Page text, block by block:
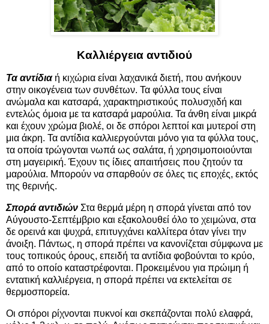
Καλλιέργεια αντιδιού
Τα αντίδιαή κιχώρια είναι λαχανικά διετή, που ανήκουν
στην οικογένεια των συνθέτων. Τα φύλλα τους είναι
ανώμαλα και κατσαρά, χαρακτηριστικούς πολυσχιδή και
εντελώς όμοια με τα κατσαρά μαρούλια. Τα άνθη είναι μικρά
και έχουν χρώμα βιολέ, οι δε σπόροι λεπτοί και μυτεροί στη
μια άκρη. Τα αντίδια καλλιεργούνται μόνο για τα φύλλα τους,
τα οποία τρώγονται νωπά ως σαλάτα, ή χρησιμοποιούνται
στη μαγειρική. Έχουν τις ίδιες απαιτήσεις που ζητούν τα
μαρούλια. Μπορούν να σπαρθούν σε όλες τις εποχές, εκτός
της θερινής.
Σπορά αντιδιών Στα θερμά μέρη η σπορά γίνεται από τον
Αύγουστο-Σεπτέμβριο και εξακολουθεί όλο το χειμώνα, στα
δε ορεινά και ψυχρά, επιτυγχάνει καλλίτερα όταν γίνει την
άνοιξη. Πάντως, η σπορά πρέπει να κανονίζεται σύμφωνα με
τους τοπικούς όρους, επειδή τα αντίδια φοβούνται το κρύο,
από το οποίο καταστρέφονται. Προκειμένου για πρώιμη ή
εντατική καλλιέργεια, η σπορά πρέπει να εκτελείται σε
θερμοσπορεία.
Οι σπόροι ρίχνονται πυκνοί και σκεπάζονται πολύ ελαφρά,